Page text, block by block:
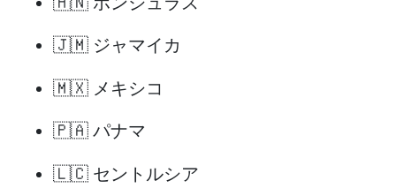
🇯🇲 ジャマイカ
🇲🇽 メキシコ
🇵🇦 パナマ
🇱🇨 セントルシア